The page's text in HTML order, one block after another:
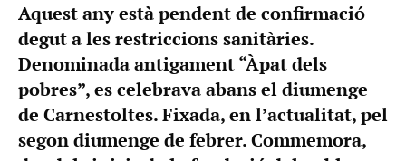
Aquest any està pendent de confirmació
degut a les restriccions sanitàries.
Denominada antigament “Àpat dels
pobres”, es celebrava abans el diumenge
de Carnestoltes. Fixada, en l’actualitat, pel
segon diumenge de febrer. Commemora,